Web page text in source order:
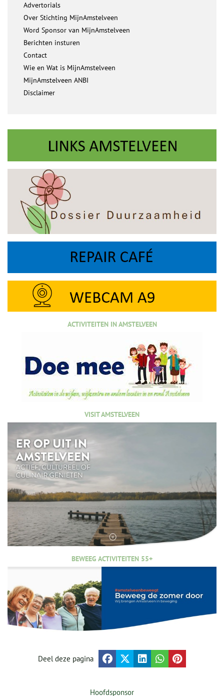
Advertorials
Over Stichting MijnAmstelveen
Word Sponsor van MijnAmstelveen
Berichten insturen
Contact
Wie en Wat is MijnAmstelveen
MijnAmstelveen ANBI
Disclaimer
ACTIVITEITEN IN AMSTELVEEN
VISIT AMSTELVEEN
BEWEEG ACTIVITEITEN 55+
Deel deze pagina
Hoofdsponsor